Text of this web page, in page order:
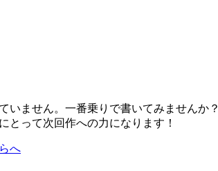
いません。一番乗りで書いてみませんか？
とって次回作への力になります！
へ